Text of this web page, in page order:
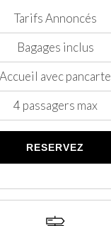
Tarifs Annoncés
Bagages inclus
Accueil avec pancarte
4 passagers max
RESERVEZ